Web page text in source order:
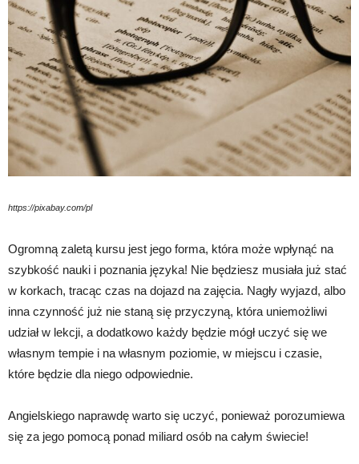
https://pixabay.com/pl
Ogromną zaletą kursu jest jego forma, która może wpłynąć na
szybkość nauki i poznania języka! Nie będziesz musiała już stać
w korkach, tracąc czas na dojazd na zajęcia. Nagły wyjazd, albo
inna czynność już nie staną się przyczyną, która uniemożliwi
udział w lekcji, a dodatkowo każdy będzie mógł uczyć się we
własnym tempie i na własnym poziomie, w miejscu i czasie,
które będzie dla niego odpowiednie.
Angielskiego naprawdę warto się uczyć, ponieważ porozumiewa
się za jego pomocą ponad miliard osób na całym świecie!